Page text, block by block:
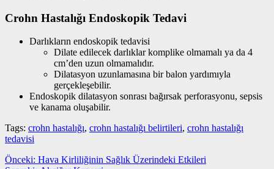
Crohn Hastalığı Endoskopik Tedavi
Darlıkların endoskopik tedavisi
Dilate edilecek darlıklar komplike olmamalı ya da 4
cm’den uzun olmamalıdır.
Dilatasyon uzunlamasına bir balon yardımıyla
gerçekleşebilir.
Endoskopik dilatasyon sonrası bağırsak perforasyonu, sepsis
ve kanama oluşabilir.
Tags: crohn hastalığı, crohn hastalığı belirtileri, crohn hastalığı
tedavisi
Yazı
Önceki: Önceki
Hava Kirliliğinin Sağlık Üzerindeki Etkileri